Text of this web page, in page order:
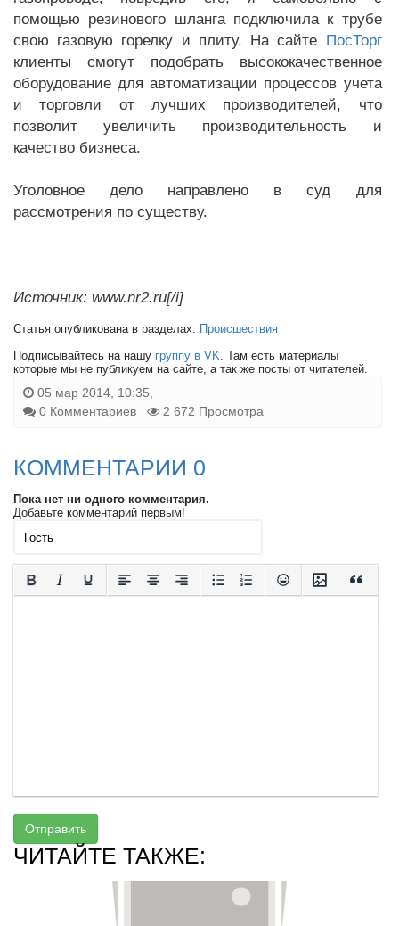
помощью резинового шланга подключила к трубе
свою газовую горелку и плиту. На сайте ПосТорг
клиенты смогут подобрать высококачественное
оборудование для автоматизации процессов учета
и торговли от лучших производителей, что
позволит увеличить производительность и
качество бизнеса.
Уголовное дело направлено в суд для
рассмотрения по существу.
Источник: www.nr2.ru[/i]
Статья опубликована в разделах: Происшествия
Подписывайтесь на нашу группу в VK. Там есть материалы
которые мы не публикуем на сайте, а так же посты от читателей.
05 мар 2014, 10:35,
0 Комментариев
2 672 Просмотра
КОММЕНТАРИИ 0
Пока нет ни одного комментария.
Добавьте комментарий первым!
Отправить
ЧИТАЙТЕ ТАКЖЕ: